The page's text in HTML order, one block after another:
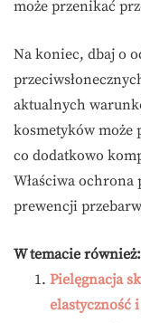
może przenikać
Na koniec, dbaj o
aktualnych
kosmetyków może
co dodatkowo
Właściwa ochrona
prewencji
W temacie również:
Pielęgnacja
elastyczność